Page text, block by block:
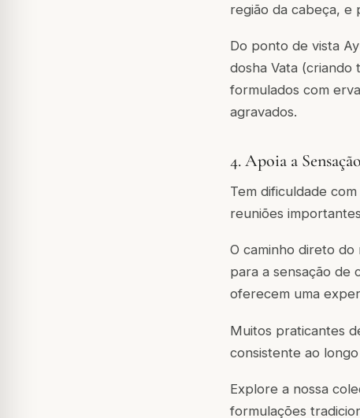
região da cabeça, e
Do ponto de vista
dosha Vata (criando
formulados com
agravados.
4. Apoia a
Tem dificuldade
reuniões
O caminho direto do
para a sensação de
oferecem uma
Muitos praticantes
consistente ao
Explore a nossa
formulações